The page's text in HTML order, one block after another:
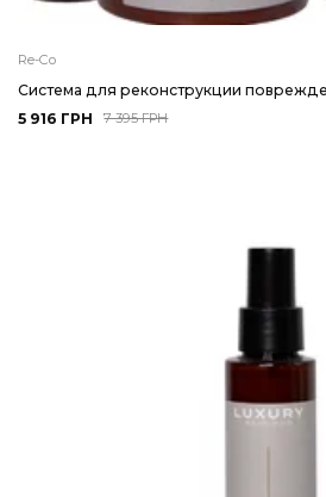
Re-Co
Система для реконструкции
5 916 ГРН
7 395 ГРН